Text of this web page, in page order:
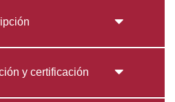
y certificación